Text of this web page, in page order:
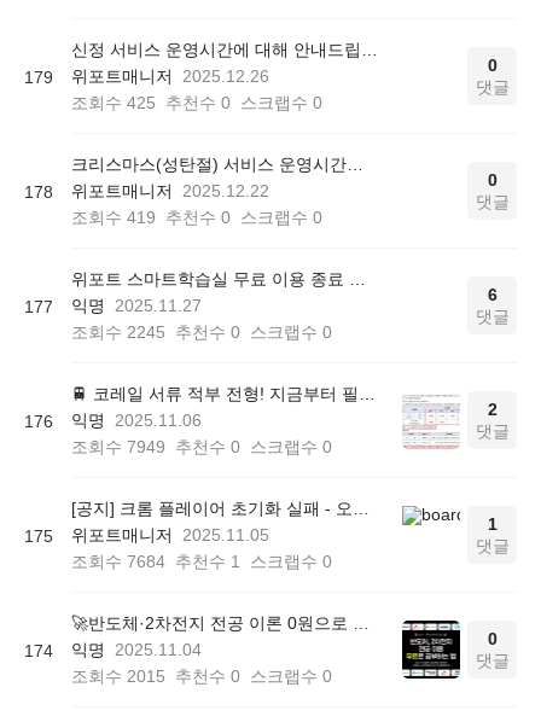
179
위포트매니저
2025.12.26
조회수 425 추천수 0 스크랩수 0
0
댓글
178
위포트매니저
2025.12.22
조회수 419 추천수 0 스크랩수 0
0
댓글
177
익명
2025.11.27
조회수 2245 추천수 0 스크랩수 0
6
댓글
176
익명
2025.11.06
조회수 7949 추천수 0 스크랩수 0
2
댓글
175
위포트매니저
2025.11.05
조회수 7684 추천수 1 스크랩수 0
1
댓글
174
익명
2025.11.04
조회수 2015 추천수 0 스크랩수 0
0
댓글